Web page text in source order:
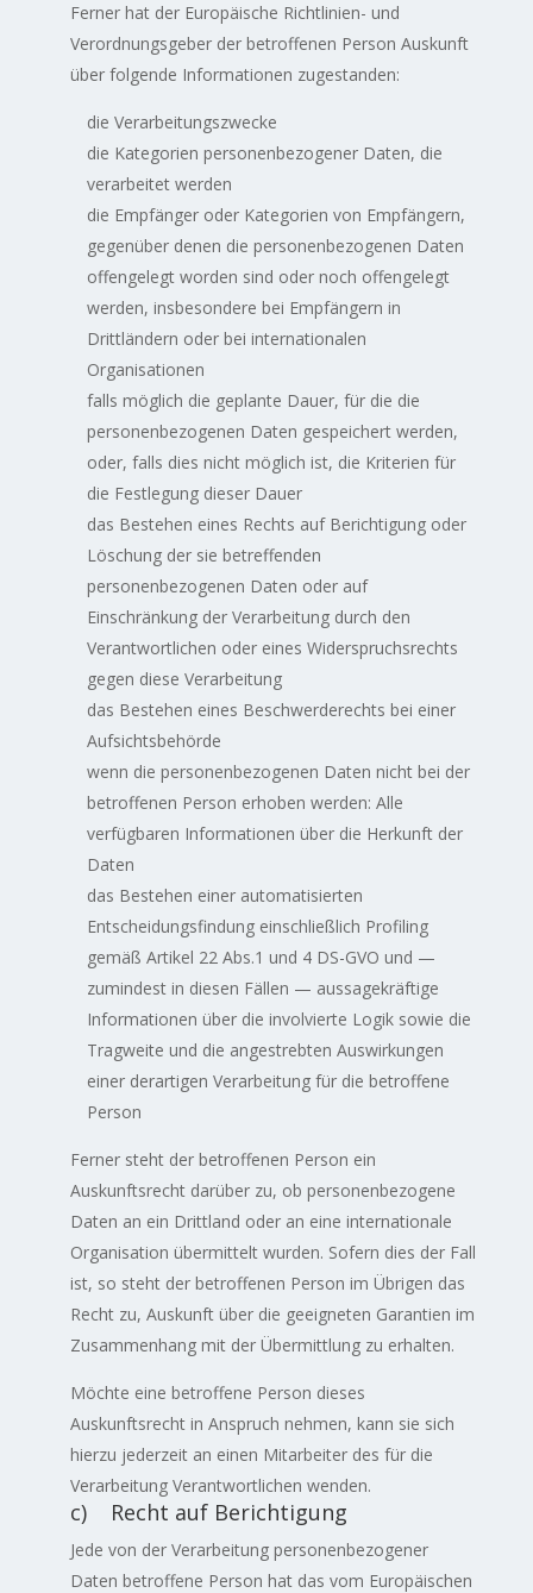
Ferner hat der Europäische Richtlinien- und
Verordnungsgeber der betroffenen Person Auskunft
über folgende Informationen zugestanden:
die Verarbeitungszwecke
die Kategorien personenbezogener Daten, die
verarbeitet werden
die Empfänger oder Kategorien von Empfängern,
gegenüber denen die personenbezogenen Daten
offengelegt worden sind oder noch offengelegt
werden, insbesondere bei Empfängern in
Drittländern oder bei internationalen
Organisationen
falls möglich die geplante Dauer, für die die
personenbezogenen Daten gespeichert werden,
oder, falls dies nicht möglich ist, die Kriterien für
die Festlegung dieser Dauer
das Bestehen eines Rechts auf Berichtigung oder
Löschung der sie betreffenden
personenbezogenen Daten oder auf
Einschränkung der Verarbeitung durch den
Verantwortlichen oder eines Widerspruchsrechts
gegen diese Verarbeitung
das Bestehen eines Beschwerderechts bei einer
Aufsichtsbehörde
wenn die personenbezogenen Daten nicht bei der
betroffenen Person erhoben werden: Alle
verfügbaren Informationen über die Herkunft der
Daten
das Bestehen einer automatisierten
Entscheidungsfindung einschließlich Profiling
gemäß Artikel 22 Abs.1 und 4 DS-GVO und —
zumindest in diesen Fällen — aussagekräftige
Informationen über die involvierte Logik sowie die
Tragweite und die angestrebten Auswirkungen
einer derartigen Verarbeitung für die betroffene
Person
Ferner steht der betroffenen Person ein
Auskunftsrecht darüber zu, ob personenbezogene
Daten an ein Drittland oder an eine internationale
Organisation übermittelt wurden. Sofern dies der Fall
ist, so steht der betroffenen Person im Übrigen das
Recht zu, Auskunft über die geeigneten Garantien im
Zusammenhang mit der Übermittlung zu erhalten.
Möchte eine betroffene Person dieses
Auskunftsrecht in Anspruch nehmen, kann sie sich
hierzu jederzeit an einen Mitarbeiter des für die
Verarbeitung Verantwortlichen wenden.
c) Recht auf Berichtigung
Jede von der Verarbeitung personenbezogener
Daten betroffene Person hat das vom Europäischen